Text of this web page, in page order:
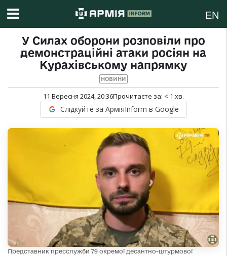
EN
У Силах оборони розповіли про
демонстраційні атаки росіян на
Курахівському напрямку
НОВИНИ
11 Вересня 2024, 20:36Прочитаєте за: < 1 хв.
Слідкуйте за АрміяInform в Google
Представник пресслужби 79 окремої десантно-штурмової